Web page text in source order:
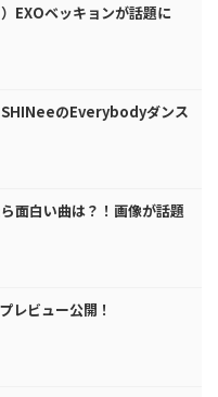
EXOベッキョンが話題に
SHINeeのEverybodyダンス
面白い曲は？！画像が話題
レビュー公開！